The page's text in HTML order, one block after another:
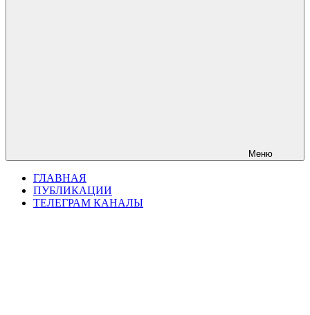
Меню
ГЛАВНАЯ
ПУБЛИКАЦИИ
ТЕЛЕГРАМ КАНАЛЫ